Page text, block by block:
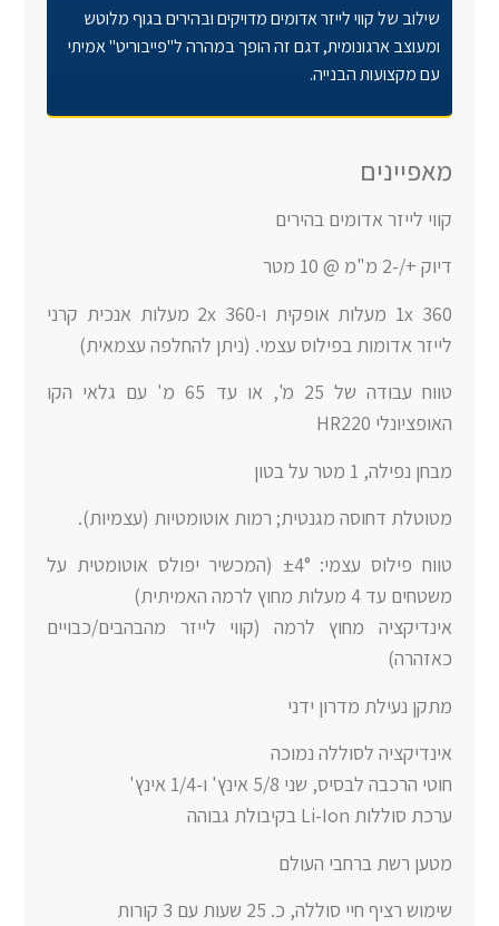
שילוב של קווי לייזר אדומים מדויקים ובהירים בגוף מלוטש
ומעוצב ארגונומית, דגם זה הופך במהרה ל"פייבוריט" אמיתי
עם מקצועות הבנייה.
מאפיינים
קווי לייזר אדומים בהירים
דיוק +/-2 מ"מ @ 10 מטר
1x 360 מעלות אופקית ו-2x 360 מעלות אנכית קרני
לייזר אדומות בפילוס עצמי. (ניתן להחלפה עצמאית)
טווח עבודה של 25 מ', או עד 65 מ' עם גלאי הקו
האופציונלי HR220
מבחן נפילה, 1 מטר על בטון
מטוטלת דחוסה מגנטית; רמות אוטומטיות (עצמיות).
טווח פילוס עצמי: ±4° (המכשיר יפולס אוטומטית על
משטחים עד 4 מעלות מחוץ לרמה האמיתית)
אינדיקציה מחוץ לרמה (קווי לייזר מהבהבים/כבויים
כאזהרה)
מתקן נעילת מדרון ידני
אינדיקציה לסוללה נמוכה
חוטי הרכבה לבסיס, שני 5/8 אינץ' ו-1/4 אינץ'
ערכת סוללות Li-Ion בקיבולת גבוהה
מטען רשת ברחבי העולם
שימוש רציף חיי סוללה, כ. 25 שעות עם 3 קורות